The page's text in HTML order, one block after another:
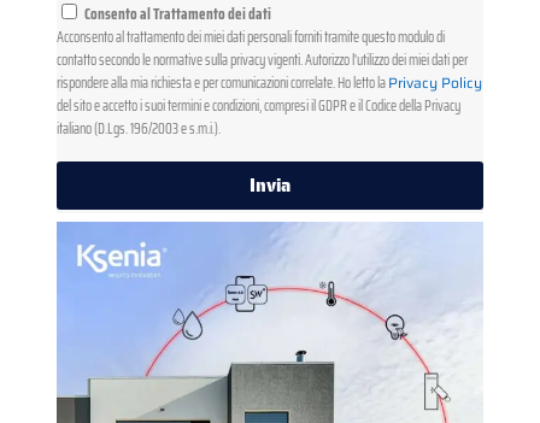
Consento al Trattamento dei dati
Acconsento al trattamento dei miei dati personali forniti tramite questo modulo di
contatto secondo le normative sulla privacy vigenti. Autorizzo l'utilizzo dei miei dati per
rispondere alla mia richiesta e per comunicazioni correlate. Ho letto laPrivacy Policy
del sito e accetto i suoi termini e condizioni, compresi il GDPR e il Codice della Privacy
italiano (D.Lgs. 196/2003 e s.m.i.).
Invia